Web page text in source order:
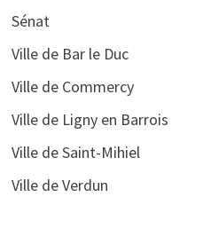
Sénat
Ville de Bar le Duc
Ville de Commercy
Ville de Ligny en Barrois
Ville de Saint-Mihiel
Ville de Verdun